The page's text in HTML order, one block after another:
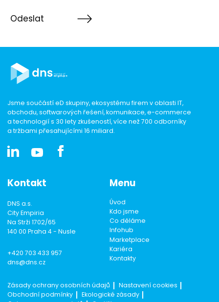
Odeslat
Jsme součástí eD skupiny, ekosystému firem v oblasti IT,
obchodu, softwarových řešení, komunikace, e-commerce
a technologií s 30 lety zkušeností, více než 700 odborníky
a tržbami přesahujícími 16 miliard.
Kontakt
DNS a.s.
City Empiria
Na Strži 1702/65
140 00 Praha 4 - Nusle
+420 703 433 957
dns@dns.cz
Menu
Úvod
Kdo jsme
Co děláme
Infohub
Marketplace
Kariéra
Kontakty
Zásady ochrany osobních údajů
Nastavení cookies
Obchodní podmínky
Ekologické zásady